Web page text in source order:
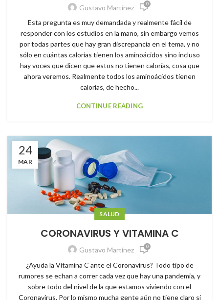
Gustavo Martínez 0
Esta pregunta es muy demandada y realmente fácil de
responder con los estudios en la mano, sin embargo vemos
por todas partes que hay gran discrepancia en el tema, y no
sólo en cuántas calorías tienen los aminoácidos sino incluso
hay voces que dicen que estos no tienen calorías, cosa que
ahora veremos. Realmente todos los aminoácidos tienen
calorías, de hecho...
CONTINUE READING
24
MAR
SALUD
CORONAVIRUS Y VITAMINA C
Gustavo Martínez 0
¿Ayuda la Vitamina C ante el Coronavirus? Todo tipo de
rumores se echan a correr cada vez que hay una pandemia, y
sobre todo del nivel de la que estamos viviendo con el
Coronavirus. Por lo mismo mucha gente aún no tiene claro si